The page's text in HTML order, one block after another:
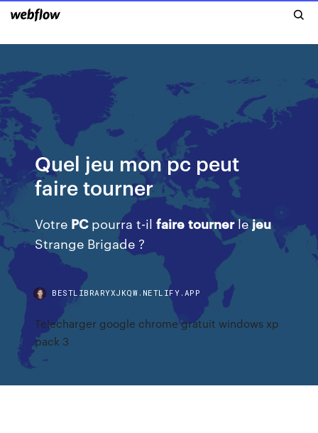
Quel jeu mon pc peut
faire tourner
Votre PCpourra t-ilfaire tournerlejeu
Strange Brigade ?
BESTLIBRARYXJKQW.NETLIFY.APP
Telecharger google chrome gratuit windows xp
pack 3